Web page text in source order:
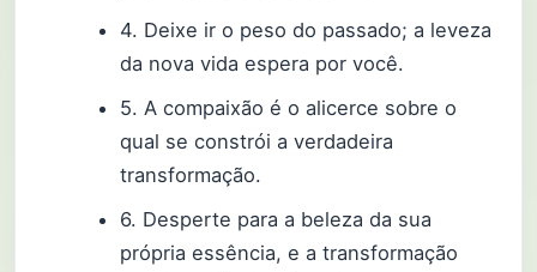
4. Deixe ir o peso do passado; a leveza
da nova vida espera por você.
5. A compaixão é o alicerce sobre o
qual se constrói a verdadeira
transformação.
6. Desperte para a beleza da sua
própria essência, e a transformação